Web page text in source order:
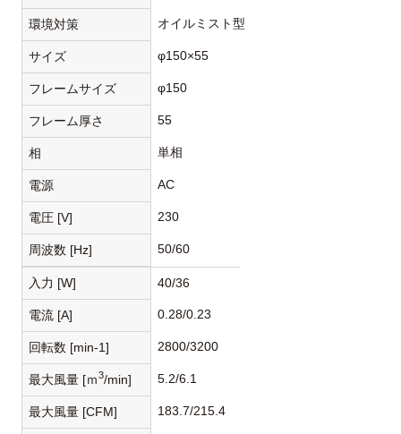
環境対策 オイルミスト型
サイズ φ150×55
フレームサイズ φ150
フレーム厚さ 55
相 単相
電源 AC
電圧 [V] 230
周波数 [Hz] 50/60
入力 [W] 40/36
電流 [A] 0.28/0.23
回転数 [min-1] 2800/3200
最大風量 [ｍ3/min] 5.2/6.1
最大風量 [CFM] 183.7/215.4